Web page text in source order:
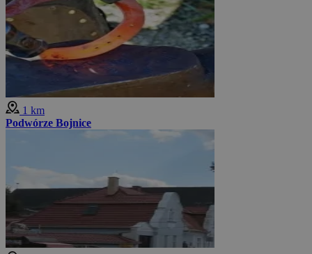
1 km
Podwórze Bojnice